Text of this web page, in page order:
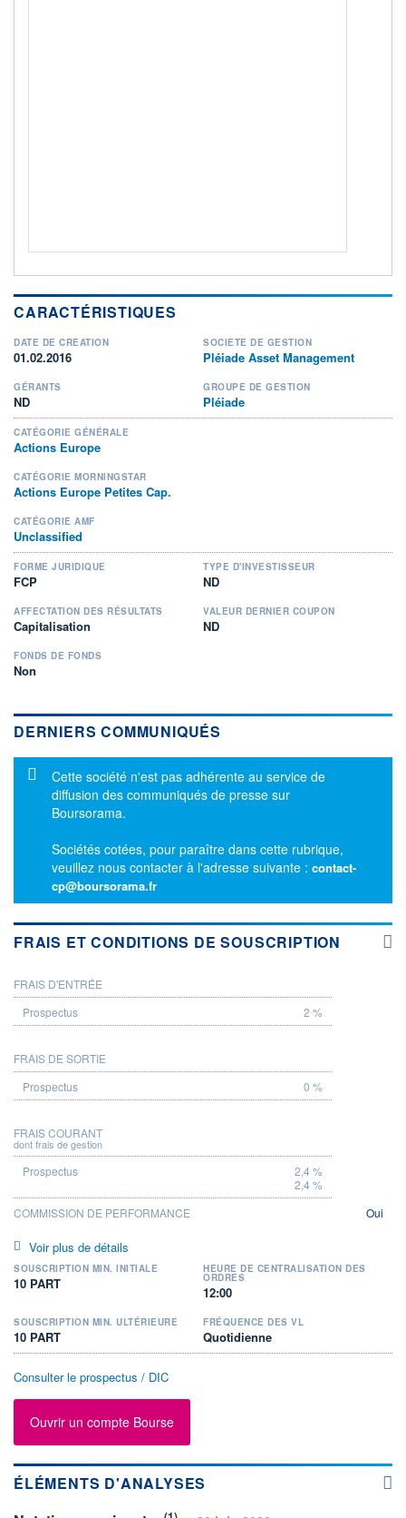
CARACTÉRISTIQUES
DATE DE CRÉATION
01.02.2016
SOCIÉTÉ DE GESTION
Pléiade Asset Management
GÉRANTS
ND
GROUPE DE GESTION
Pléiade
CATÉGORIE GÉNÉRALE
Actions Europe
CATÉGORIE MORNINGSTAR
Actions Europe Petites Cap.
CATÉGORIE AMF
Unclassified
FORME JURIDIQUE
FCP
TYPE D'INVESTISSEUR
ND
AFFECTATION DES RÉSULTATS
Capitalisation
VALEUR DERNIER COUPON
ND
FONDS DE FONDS
Non
DERNIERS COMMUNIQUÉS
Message d'information
Cette société n'est pas adhérente au service de
diffusion des communiqués de presse sur
Boursorama.
Sociétés cotées, pour paraître dans cette rubrique,
veuillez nous contacter à l'adresse suivante : contact-
cp@boursorama.fr
FRAIS ET CONDITIONS DE SOUSCRIPTION
PROSPECTUS
FRAIS D'ENTRÉE
2 %
FRAIS DE SORTIE
0 %
FRAIS COURANT
dont frais de gestion
2,4 %
2,4 %
COMMISSION DE PERFORMANCE
Oui
Voir plus de détails
SOUSCRIPTION MIN. INITIALE
10 PART
HEURE DE CENTRALISATION DES
ORDRES
12:00
SOUSCRIPTION MIN. ULTÉRIEURE
10 PART
FRÉQUENCE DES VL
Quotidienne
Consulter le prospectus / DIC
Ouvrir un compte Bourse
ÉLÉMENTS D'ANALYSES